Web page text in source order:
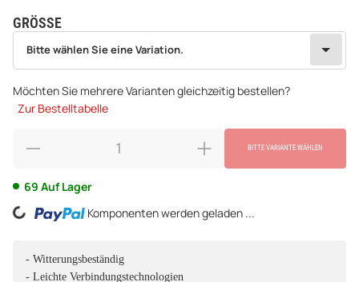
GRÖSSE
wählen
Bitte wählen Sie eine Variation.
Möchten Sie mehrere Varianten gleichzeitig bestellen?
Zur Bestelltabelle
BITTE VARIANTE WÄHLEN
69 Auf Lager
Komponenten werden geladen ...
- Witterungsbeständig
- Leichte Verbindungstechnologien